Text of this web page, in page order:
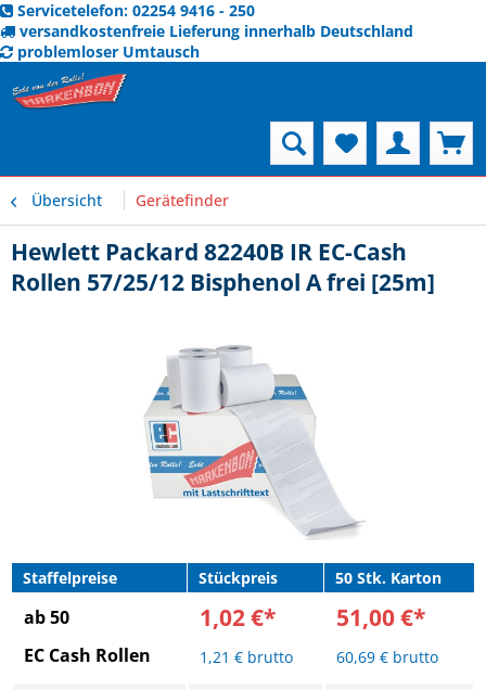
Servicetelefon: 02254 9416 - 250
versandkostenfreie Lieferung innerhalb Deutschland
problemloser Umtausch
Übersicht Gerätefinder
Hewlett Packard 82240B IR EC-Cash
Rollen 57/25/12 Bisphenol A frei [25m]
Staffelpreise Stückpreis 50 Stk. Karton
ab 50
EC Cash Rollen
1,02 €*
1,21 € brutto
51,00 €*
60,69 € brutto